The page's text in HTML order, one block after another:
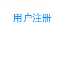
用户注册